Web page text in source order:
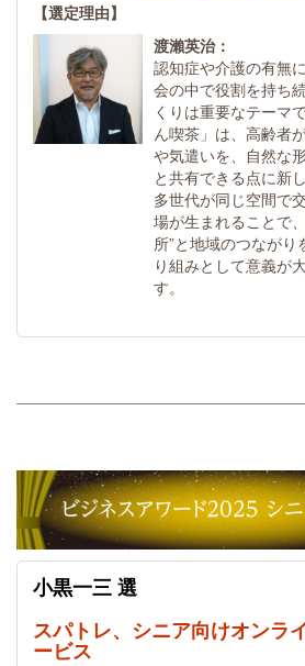
【選定理由】
渡瀨英治：
認知症や介護の有無
会の中で役割を持ち
くりは重要なテーマ
ん喫茶」は、高齢者
や気遣いを、自然な
と共有できる点に新
多世代が同じ空間で
場が生まれることで
所”と地域のつながり
り組みとして意義が
す。
小黒一三 選
スパトレ、シニア向けオンラ
ービス